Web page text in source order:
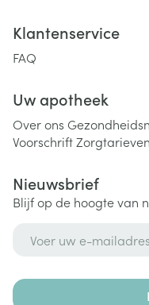
Klantenservice
FAQ
Uw apotheek
Over ons
VoorschriftZorgtarieven
Nieuwsbrief
Blijf op de hoogte van